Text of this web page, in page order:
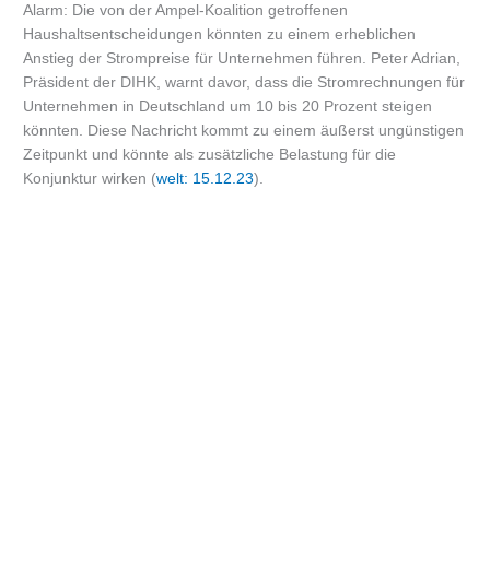
Alarm: Die von der Ampel-Koalition getroffenen
Haushaltsentscheidungen könnten zu einem erheblichen
Anstieg der Strompreise für Unternehmen führen. Peter Adrian,
Präsident der DIHK, warnt davor, dass die Stromrechnungen für
Unternehmen in Deutschland um 10 bis 20 Prozent steigen
könnten. Diese Nachricht kommt zu einem äußerst ungünstigen
Zeitpunkt und könnte als zusätzliche Belastung für die
Konjunktur wirken (welt: 15.12.23).